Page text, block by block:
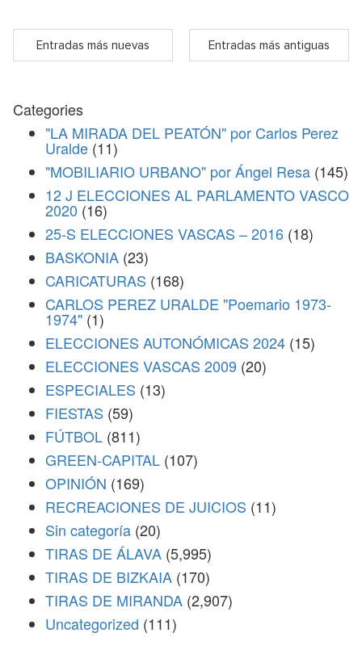
Entradas más nuevas Entradas más antiguas
Categories
"LA MIRADA DEL PEATÓN" por Carlos Perez
Uralde (11)
"MOBILIARIO URBANO" por Ángel Resa (145)
12 J ELECCIONES AL PARLAMENTO VASCO
2020 (16)
25-S ELECCIONES VASCAS – 2016 (18)
BASKONIA (23)
CARICATURAS (168)
CARLOS PEREZ URALDE "Poemario 1973-
1974" (1)
ELECCIONES AUTONÓMICAS 2024 (15)
ELECCIONES VASCAS 2009 (20)
ESPECIALES (13)
FIESTAS (59)
FÚTBOL (811)
GREEN-CAPITAL (107)
OPINIÓN (169)
RECREACIONES DE JUICIOS (11)
Sin categoría (20)
TIRAS DE ÁLAVA (5,995)
TIRAS DE BIZKAIA (170)
TIRAS DE MIRANDA (2,907)
Uncategorized (111)